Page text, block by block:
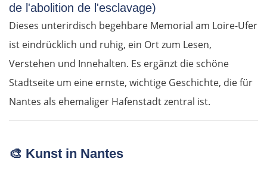
de l'abolition de l'esclavage)
Dieses unterirdisch begehbare Memorial am Loire-Ufer
ist eindrücklich und ruhig, ein Ort zum Lesen,
Verstehen und Innehalten. Es ergänzt die schöne
Stadtseite um eine ernste, wichtige Geschichte, die für
Nantes als ehemaliger Hafenstadt zentral ist.
🎨 Kunst in Nantes